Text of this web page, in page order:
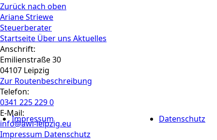
Impressum Datenschutz
Zurück nach oben
Ariane Striewe
Steuerberater
Startseite Über uns Aktuelles
Anschrift:
Emilienstraße 30
04107 Leipzig
Zur Routen­beschreibung
Telefon:
0341 225 229 0
E-Mail:
info@awi-leipzig.eu
Impressum Datenschutz